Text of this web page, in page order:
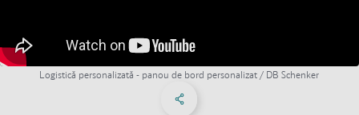
Logistică personalizată - panou de bord personalizat / DB Schenker
Social Networks Menu